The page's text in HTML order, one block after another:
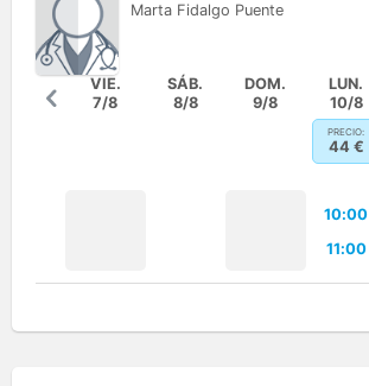
Marta Fidalgo Puente
VIE.
7/8
SÁB.
8/8
DOM.
9/8
LUN.
10/8
PRECIO:
44 €
10:00
11:00